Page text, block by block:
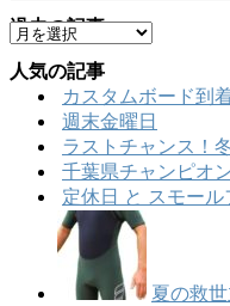
テ
ゴ
リ
ー
過去の記事
ア
ー
カ
人気の記事
カスタムボード到
週末金曜日
ラストチャンス！
千葉県チャンピオ
定休日 と スモール
夏の救